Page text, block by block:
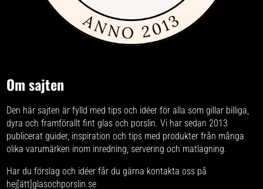
Om sajten
Den här sajten är fylld med tips och idéer för alla som gillar billiga,
dyra och framförallt fint glas och porslin. Vi har sedan 2013
publicerat guider, inspiration och tips med produkter från många
olika varumärken inom inredning, servering och matlagning.
Har du förslag och idéer får du gärna kontakta oss på
hej[ätt]glasochporslin.se